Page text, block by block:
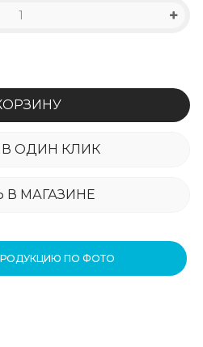
В ОДИН КЛИК
В МАГАЗИНЕ
ПО ФОТО